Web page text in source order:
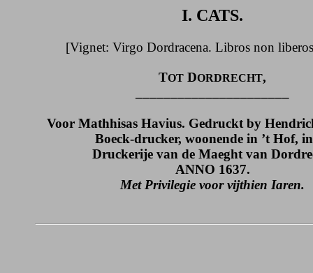
I. CATS.
[Vignet: Virgo Dordracena. Libros non
TOT DORDRECHT,
Voor Mathhisas Havius. Gedruckt by
Boeck-drucker, woonende in ’t Hof,
Druckerije van de Maeght van
ANNO 1637.
Met Privilegie voor vijthien Iaren.